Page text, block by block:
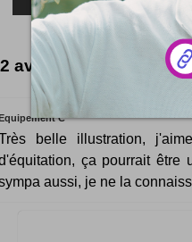
2 avis lumineux
C
belle illustration,
ça pourrait être
aussi, je ne la